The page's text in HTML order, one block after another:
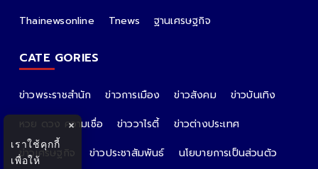
Thainewsonline
Tnews ฐานเศรษฐกิจ
CATE GORIES
ข่าวพระราชสำนัก ข่าวการเมือง ข่าวสังคม
ข่าวบันเทิง
หวย ดวง ความเชื่อ
ข่าววาไรตี้
ข่าวต่างประเทศ
ข่าวเศรษฐกิจ
ข่าวประชาสัมพันธ์ นโยบายการเป็นส่วนตัว
×
เราใช้คุกกี้
เพื่อให้